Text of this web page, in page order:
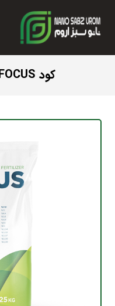
کود FOCUS فوکوس ۲۰-۲۰-۲۰